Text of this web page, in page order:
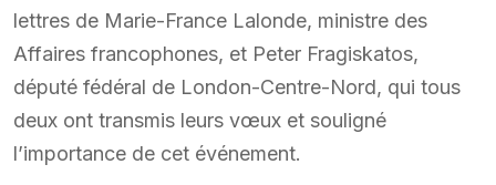
lettres de Marie-France Lalonde, ministre des
Affaires francophones, et Peter Fragiskatos,
député fédéral de London-Centre-Nord, qui tous
deux ont transmis leurs vœux et souligné
l’importance de cet événement.